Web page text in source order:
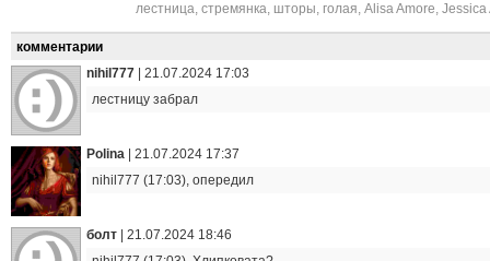
лестница, стремянка, шторы, голая, Alisa Amore, Jessica
комментарии
nihil777
21.07.2024 17:03
лестницу забрал
Polina
21.07.2024 17:37
nihil777 (17:03), опередил
болт
21.07.2024 18:46